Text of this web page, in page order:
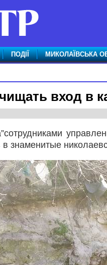
ПОДІЇ МИКОЛАЇВСЬКА
вход в
знаменитые